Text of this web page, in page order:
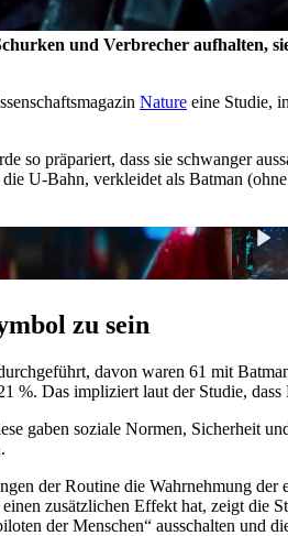
und Verbrecher aufhalten,
Nature eine Studie,
präpariert, dass sie schwanger
U-Bahn, verkleidet als Batman
zu sein
davon waren 61 mit
Das impliziert laut der Studie,
gaben soziale Normen, Sicherheit
der Routine die Wahrnehmung
zusätzlichen Effekt hat, zeigt die
der Menschen
ausschalten und